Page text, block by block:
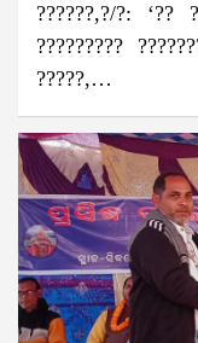
??????,?/?:
?????????
?????,…